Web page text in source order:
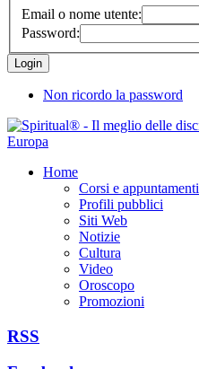
Email o nome utente:
Password:
Non ricordo la password
Home
Corsi e appuntamenti
Profili pubblici
Siti Web
Notizie
Cultura
Video
Oroscopo
Promozioni
RSS